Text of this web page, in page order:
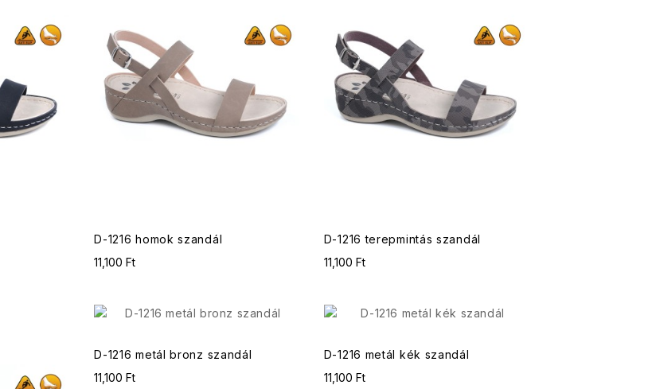
D-1216 homok szandál
11,100 Ft
D-1216 terepmintás szandál
11,100 Ft
D-1216 metál bronz szandál
11,100 Ft
D-1216 metál kék szandál
11,100 Ft